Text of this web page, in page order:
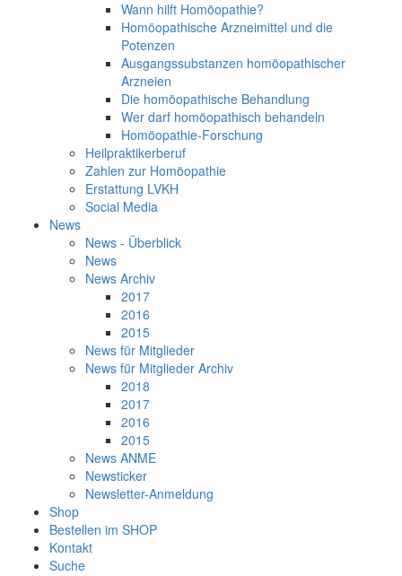
Wann hilft Homöopathie?
Homöopathische Arzneimittel und die
Potenzen
Ausgangssubstanzen homöopathischer
Arzneien
Die homöopathische Behandlung
Wer darf homöopathisch behandeln
Homöopathie-Forschung
Heilpraktikerberuf
Zahlen zur Homöopathie
Erstattung LVKH
Social Media
News
News - Überblick
News
News Archiv
2017
2016
2015
News für Mitglieder
News für Mitglieder Archiv
2018
2017
2016
2015
News ANME
Newsticker
Newsletter-Anmeldung
Shop
Bestellen im SHOP
Kontakt
Suche